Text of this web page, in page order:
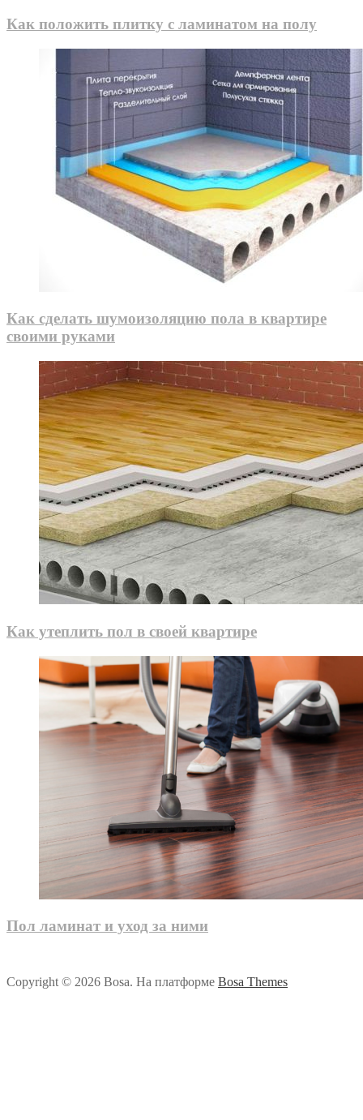
Как положить плитку с ламинатом на полу
Как сделать шумоизоляцию пола в квартире
своими руками
Как утеплить пол в своей квартире
Пол ламинат и уход за ними
Copyright © 2026 Bosa. На платформе Bosa Themes